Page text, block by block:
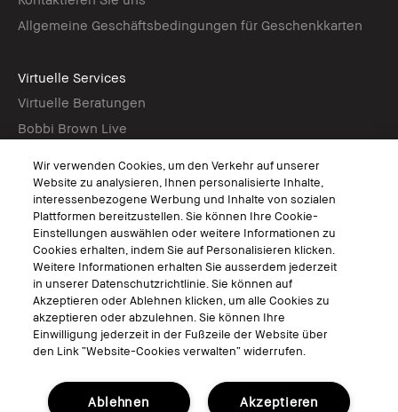
Allgemeine Geschäftsbedingungen für Geschenkkarten
Virtuelle Services
Virtuelle Beratungen
Bobbi Brown Live
Folgen
© Bobbi Brown Professional Cosmetics, Inc. Alle Rechte vorbehalten.
Allgemeine Geschäftsbedingungen
Nutzungsbedingungen
Datenschutzerklärung
Cookies der Webseite verwalten
Wir verwenden Cookies, um den Verkehr auf unserer
Website zu analysieren, Ihnen personalisierte Inhalte,
interessenbezogene Werbung und Inhalte von sozialen
Plattformen bereitzustellen. Sie können Ihre Cookie-
Einstellungen auswählen oder weitere Informationen zu
Cookies erhalten, indem Sie auf Personalisieren klicken.
Weitere Informationen erhalten Sie ausserdem jederzeit
in unserer Datenschutzrichtlinie. Sie können auf
Akzeptieren oder Ablehnen klicken, um alle Cookies zu
akzeptieren oder abzulehnen. Sie können Ihre
Einwilligung jederzeit in der Fußzeile der Website über
den Link “Website-Cookies verwalten“ widerrufen.
Akzeptieren
Ablehnen